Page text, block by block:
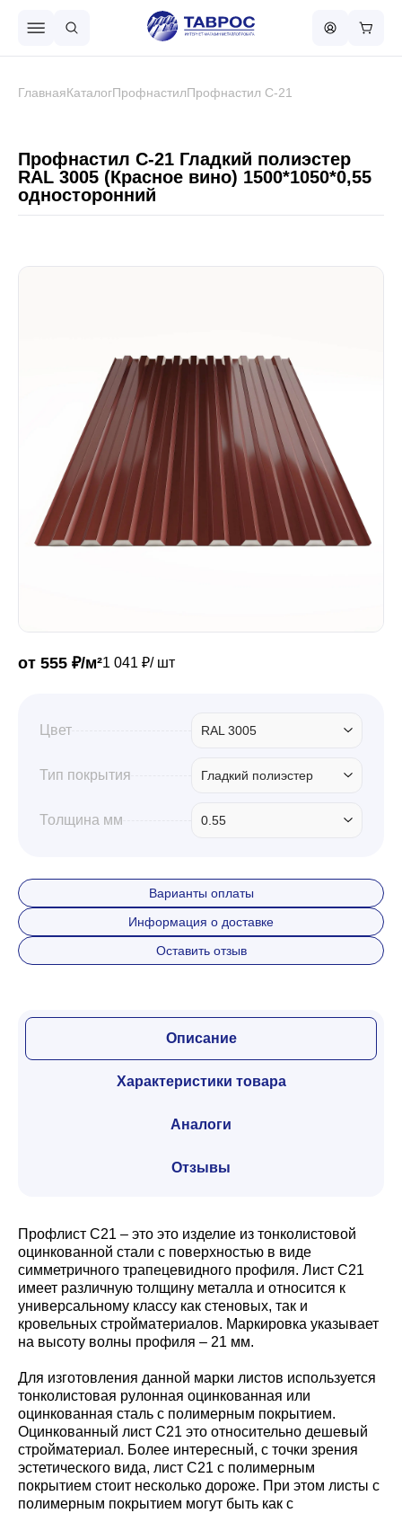
Металлочерепица
Сваи винтовые
Забор
Кровля
Профили для гипсокартона
ГлавнаяКаталогПрофнастилПрофнастил С-21
Профнастил С-21 Гладкий полиэстер
RAL 3005 (Красное вино) 1500*1050*0,55
односторонний
от 555 ₽/м²1 041 ₽/ шт
Цвет RAL 3005
Тип покрытия Гладкий полиэстер
Толщина мм 0.55
Варианты оплаты
Информация о доставке
Оставить отзыв
Описание
Характеристики товара
Аналоги
Отзывы
Профлист С21 – это это изделие из тонколистовой
оцинкованной стали с поверхностью в виде
симметричного трапецевидного профиля. Лист С21
имеет различную толщину металла и относится к
универсальному классу как стеновых, так и
кровельных стройматериалов. Маркировка указывает
на высоту волны профиля – 21 мм.
Для изготовления данной марки листов используется
тонколистовая рулонная оцинкованная или
оцинкованная сталь с полимерным покрытием.
Оцинкованный лист С21 это относительно дешевый
стройматериал. Более интересный, с точки зрения
эстетического вида, лист С21 с полимерным
покрытием стоит несколько дороже. При этом листы с
полимерным покрытием могут быть как с